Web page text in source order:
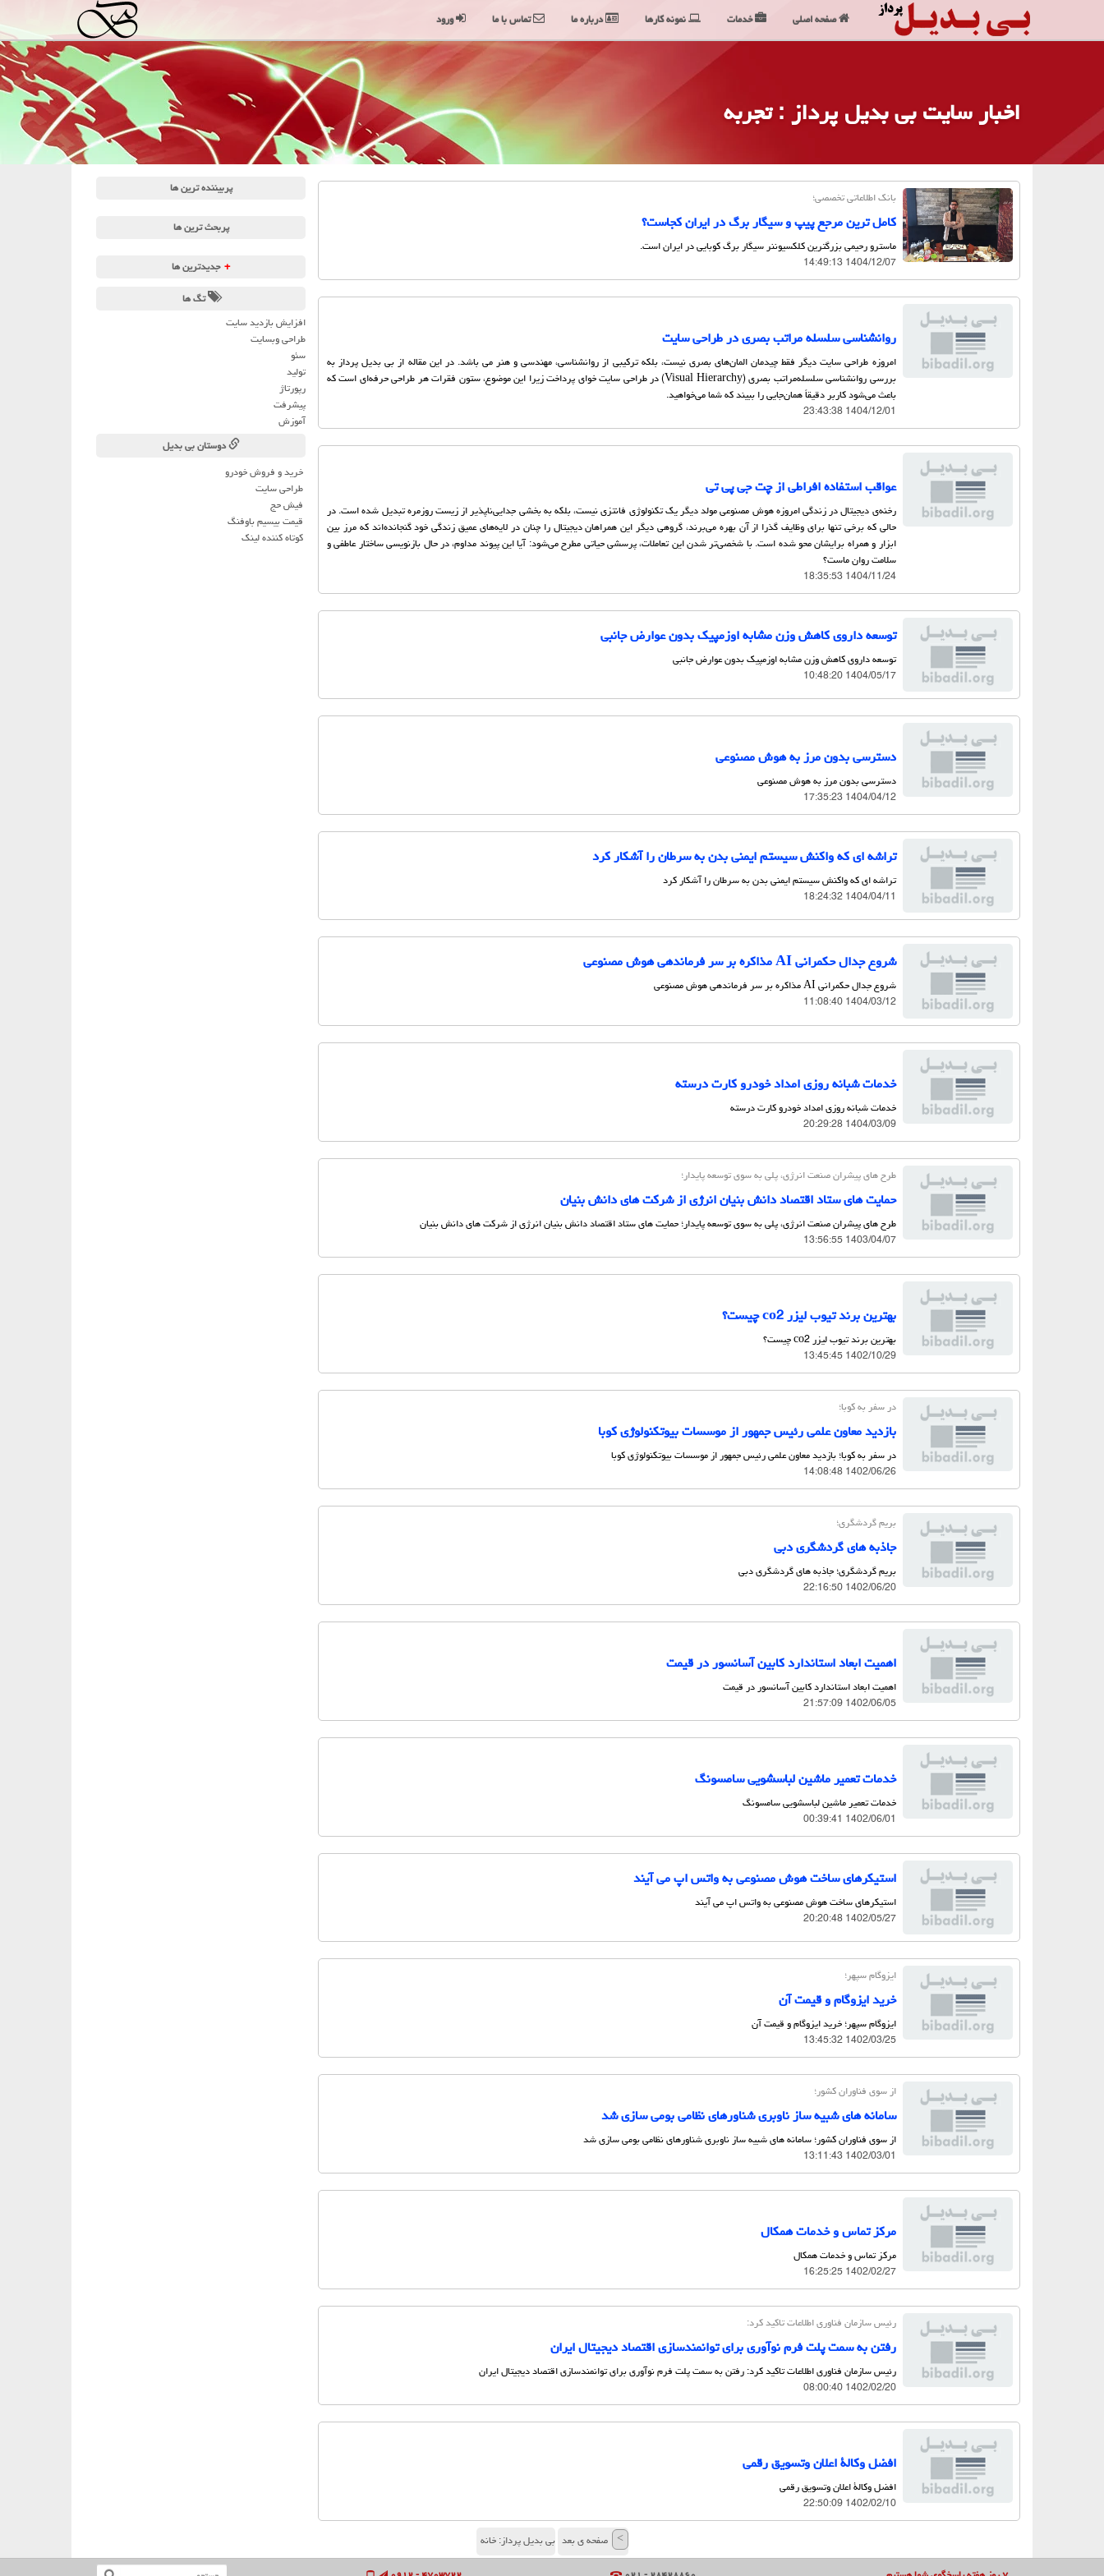
اخبار سایت بی بدیل پرداز: تجربه
بانک اطلاعاتی تخصصی؛
کامل ترین مرجع پیپ و سیگار برگ در ایران کجاست؟
ماسترو رحیمی بزرگترین کلکسیوننر سیگار برگ کوبایی در ایران است.
1404/12/07 14:49:13
روانشناسی سلسله مراتب بصری در طراحی سایت
امروزه طراحی سایت دیگر فقط چیدمان المان‌های بصری نیست، بلکه ترکیبی از روانشناسی، مهندسی و هنر می باشد. در این مقاله از بی بدیل پرداز به
بررسی روانشناسی سلسله‌مراتب بصری (Visual Hierarchy) در طراحی سایت خوای پرداخت زیرا این موضوع، ستون فقرات هر طراحی حرفه‌ای است که
باعث می‌شود کاربر دقیقاً همان‌جایی را ببیند که شما می‌خواهید.
1404/12/01 23:43:38
عواقب استفاده افراطی از چت جی پی تی
رخنه‌ی دیجیتال در زندگی امروزه هوش مصنوعی مولد دیگر یک تکنولوژی فانتزی نیست، بلکه به بخشی جدایی‌ناپذیر از زیست روزمره تبدیل شده است. در
حالی که برخی تنها برای وظایف گذرا از آن بهره می‌برند، گروهی دیگر این همراهان دیجیتال را چنان در لایه‌های عمیق زندگی خود گنجانده‌اند که مرز بین
ابزار و همراه برایشان محو شده است. با شخصی‌تر شدن این تعاملات، پرسشی حیاتی مطرح می‌شود: آیا این پیوند مداوم، در حال بازنویسی ساختار عاطفی و
سلامت روان ماست؟
1404/11/24 18:35:53
توسعه داروی کاهش وزن مشابه اوزمپیک بدون عوارض جانبی
توسعه داروی کاهش وزن مشابه اوزمپیک بدون عوارض جانبی
1404/05/17 10:48:20
دسترسی بدون مرز به هوش مصنوعی
دسترسی بدون مرز به هوش مصنوعی
1404/04/12 17:35:23
تراشه ای که واکنش سیستم ایمنی بدن به سرطان را آشکار کرد
تراشه ای که واکنش سیستم ایمنی بدن به سرطان را آشکار کرد
1404/04/11 18:24:32
شروع جدال حکمرانی AI مذاکره بر سر فرماندهی هوش مصنوعی
شروع جدال حکمرانی AI مذاکره بر سر فرماندهی هوش مصنوعی
1404/03/12 11:08:40
خدمات شبانه روزی امداد خودرو کارت درسته
خدمات شبانه روزی امداد خودرو کارت درسته
1404/03/09 20:29:28
طرح های پیشران صنعت انرژی، پلی به سوی توسعه پایدار؛
حمایت های ستاد اقتصاد دانش بنیان انرژی از شرکت های دانش بنیان
طرح های پیشران صنعت انرژی، پلی به سوی توسعه پایدار؛ حمایت های ستاد اقتصاد دانش بنیان انرژی از شرکت های دانش بنیان
1403/04/07 13:56:55
بهترین برند تیوب لیزر co2 چیست؟
بهترین برند تیوب لیزر co2 چیست؟
1402/10/29 13:45:45
در سفر به كوبا؛
بازدید معاون علمی رئیس جمهور از موسسات بیوتکنولوژی کوبا
در سفر به كوبا؛ بازدید معاون علمی رئیس جمهور از موسسات بیوتکنولوژی کوبا
1402/06/26 14:08:48
بریم گردشگری؛
جاذبه های گردشگری دبی
بریم گردشگری؛ جاذبه های گردشگری دبی
1402/06/20 22:16:50
اهمیت ابعاد استاندارد کابین آسانسور در قیمت
اهمیت ابعاد استاندارد کابین آسانسور در قیمت
1402/06/05 21:57:09
خدمات تعمیر ماشین لباسشویی سامسونگ
خدمات تعمیر ماشین لباسشویی سامسونگ
1402/06/01 00:39:41
استیکرهای ساخت هوش مصنوعی به واتس اپ می آیند
استیکرهای ساخت هوش مصنوعی به واتس اپ می آیند
1402/05/27 20:20:48
ایزوگام سپهر؛
خرید ایزوگام و قیمت آن
ایزوگام سپهر؛ خرید ایزوگام و قیمت آن
1402/03/25 13:45:32
از سوی فناوران كشور؛
سامانه های شبیه ساز ناوبری شناورهای نظامی بومی سازی شد
از سوی فناوران كشور؛ سامانه های شبیه ساز ناوبری شناورهای نظامی بومی سازی شد
1402/03/01 13:11:43
مرکز تماس و خدمات همکال
مرکز تماس و خدمات همکال
1402/02/27 16:25:25
رئیس سازمان فناوری اطلاعات تاكید كرد:
رفتن به سمت پلت فرم نوآوری برای توانمندسازی اقتصاد دیجیتال ایران
رئیس سازمان فناوری اطلاعات تاكید كرد: رفتن به سمت پلت فرم نوآوری برای توانمندسازی اقتصاد دیجیتال ایران
1402/02/20 08:00:40
افضل وکالة اعلان وتسویق رقمی
افضل وکالة اعلان وتسویق رقمی
1402/02/10 22:50:09
پربیننده ترین ها
پربحث ترین ها
+ جدیدترین ها
تگ ها
افزایش بازدید سایت
طراحی وبسایت
سئو
تولید
رپورتاژ
پیشرفت
آموزش
دوستان بی بدیل
خرید و فروش خودرو
طراحی سایت
فیش حج
قیمت بیسیم باوفنگ
کوتاه کننده لینک
> صفحه ی بعد بی بدیل پرداز: خانه
صفحه اصلی خدمات نمونه کارها درباره ما تماس با ما ورود